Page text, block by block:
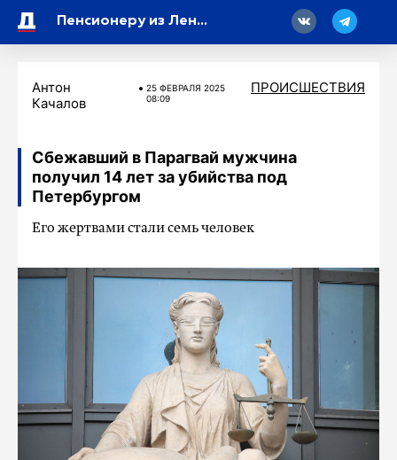
Пенсионеру из Ленинградской области вернут 427 тысяч украденных рублей
Антон
Качалов
25 ФЕВРАЛЯ 2025
08:09
ПРОИСШЕСТВИЯ
Сбежавший в Парагвай мужчина
получил 14 лет за убийства под
Петербургом
Его жертвами стали семь человек